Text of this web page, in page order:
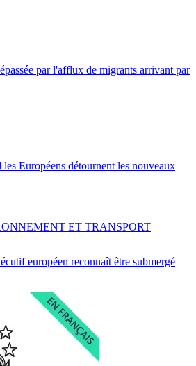
par l'afflux de migrants arrivant par
les Européens détournent les nouveaux
européen reconnaît être submergé
ET TRANSPORT